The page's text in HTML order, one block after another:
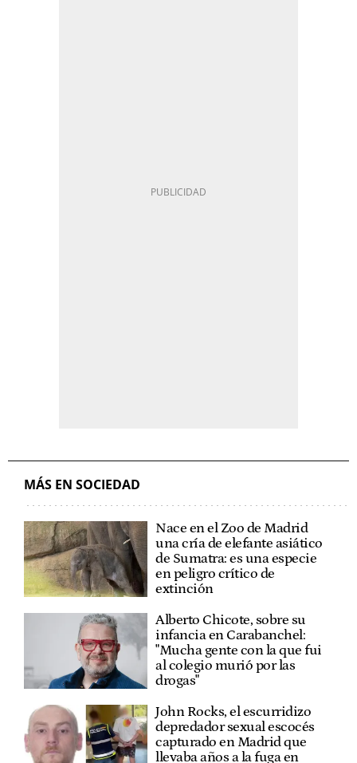
MÁS EN SOCIEDAD
Nace en el Zoo de Madrid
una cría de elefante asiático
de Sumatra: es una especie
en peligro crítico de
extinción
Alberto Chicote, sobre su
infancia en Carabanchel:
"Mucha gente con la que fui
al colegio murió por las
drogas"
John Rocks, el escurridizo
depredador sexual escocés
capturado en Madrid que
llevaba años a la fuga en